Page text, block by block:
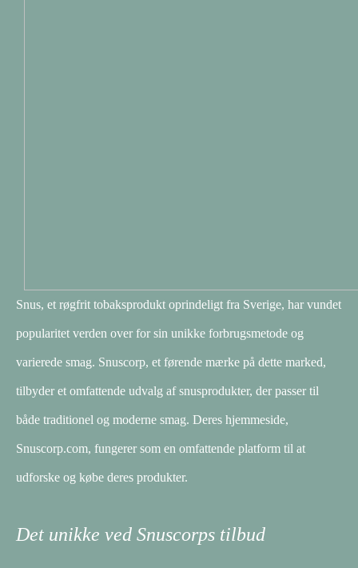
Snus, et røgfrit tobaksprodukt oprindeligt fra Sverige, har vundet
popularitet verden over for sin unikke forbrugsmetode og
varierede smag. Snuscorp, et førende mærke på dette marked,
tilbyder et omfattende udvalg af snusprodukter, der passer til
både traditionel og moderne smag. Deres hjemmeside,
Snuscorp.com, fungerer som en omfattende platform til at
udforske og købe deres produkter.
Det unikke ved Snuscorps tilbud